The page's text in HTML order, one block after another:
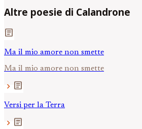
Altre poesie di Calandrone
article
Ma il mio amore non smette
Ma il mio amore non smette
chevron_right article
Versi per la Terra
chevron_right article